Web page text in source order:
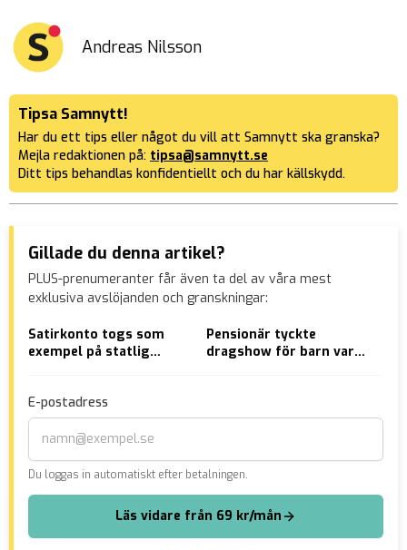
Andreas Nilsson
Tipsa Samnytt!
Har du ett tips eller något du vill att Samnytt ska granska?
Mejla redaktionen på: tipsa@samnytt.se
Ditt tips behandlas konfidentiellt och du har källskydd.
Gillade du denna artikel?
PLUS-prenumeranter får även ta del av våra mest
exklusiva avslöjanden och granskningar:
Satirkonto togs som
exempel på statlig
1:0”
Pensionär tyckte
dragshow för barn var
E-postadress
Du loggas in automatiskt efter betalningen.
Läs vidare från 69 kr/mån